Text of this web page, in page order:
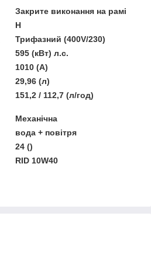
Закрите виконання на рамі
Н
Трифазний (400V/230)
595 (кВт) л.с.
1010 (А)
29,96 (л)
151,2 / 112,7 (л/год)
Механічна
вода + повітря
24 ()
RID 10W40